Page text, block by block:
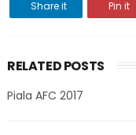
Share it Pin it
RELATED POSTS
Piala AFC 2017